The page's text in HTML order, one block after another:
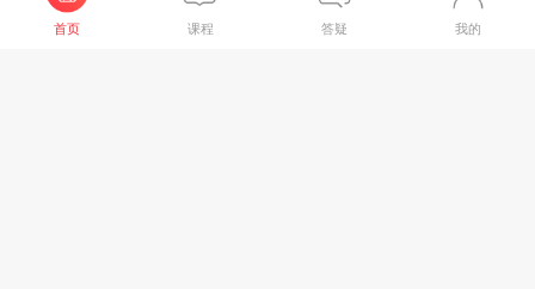
初级会计职称 中级会计职称 注册会计师 税务师
首页 课程 答疑 我的